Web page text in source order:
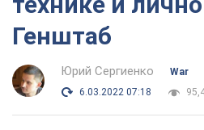
Генштаб
Юрий Сергиенко
War
6.03.2022 07:18